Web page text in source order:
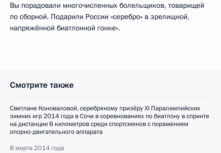
Вы порадовали многочисленных болельщиков, товарищей
по сборной. Подарили России «серебро» в зрелищной,
напряжённой биатлонной гонке».
Смотрите также
Светлане Коноваловой, серебряному призёру XI Паралимпийских
зимних игр 2014 года в Сочи в соревнованиях по биатлону в спринте
на дистанции 6 километров среди спортсменов с поражением
опорно-двигательного аппарата
8 марта 2014 года